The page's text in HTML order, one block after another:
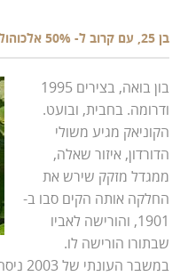
בן 25, עם קרוב ל- 50% אלכוהול
בון בואה, בצירים 1995
ודרומה. בחבית, ובועט.
הקוניאק מגיע משולי
הדורדון, איזור שאלה,
ממגדל מזקק שירש את
החלקה אותה הקים סבו ב-
1901, והורישה לאביו
שבתורו הורישה לו.
במשבר